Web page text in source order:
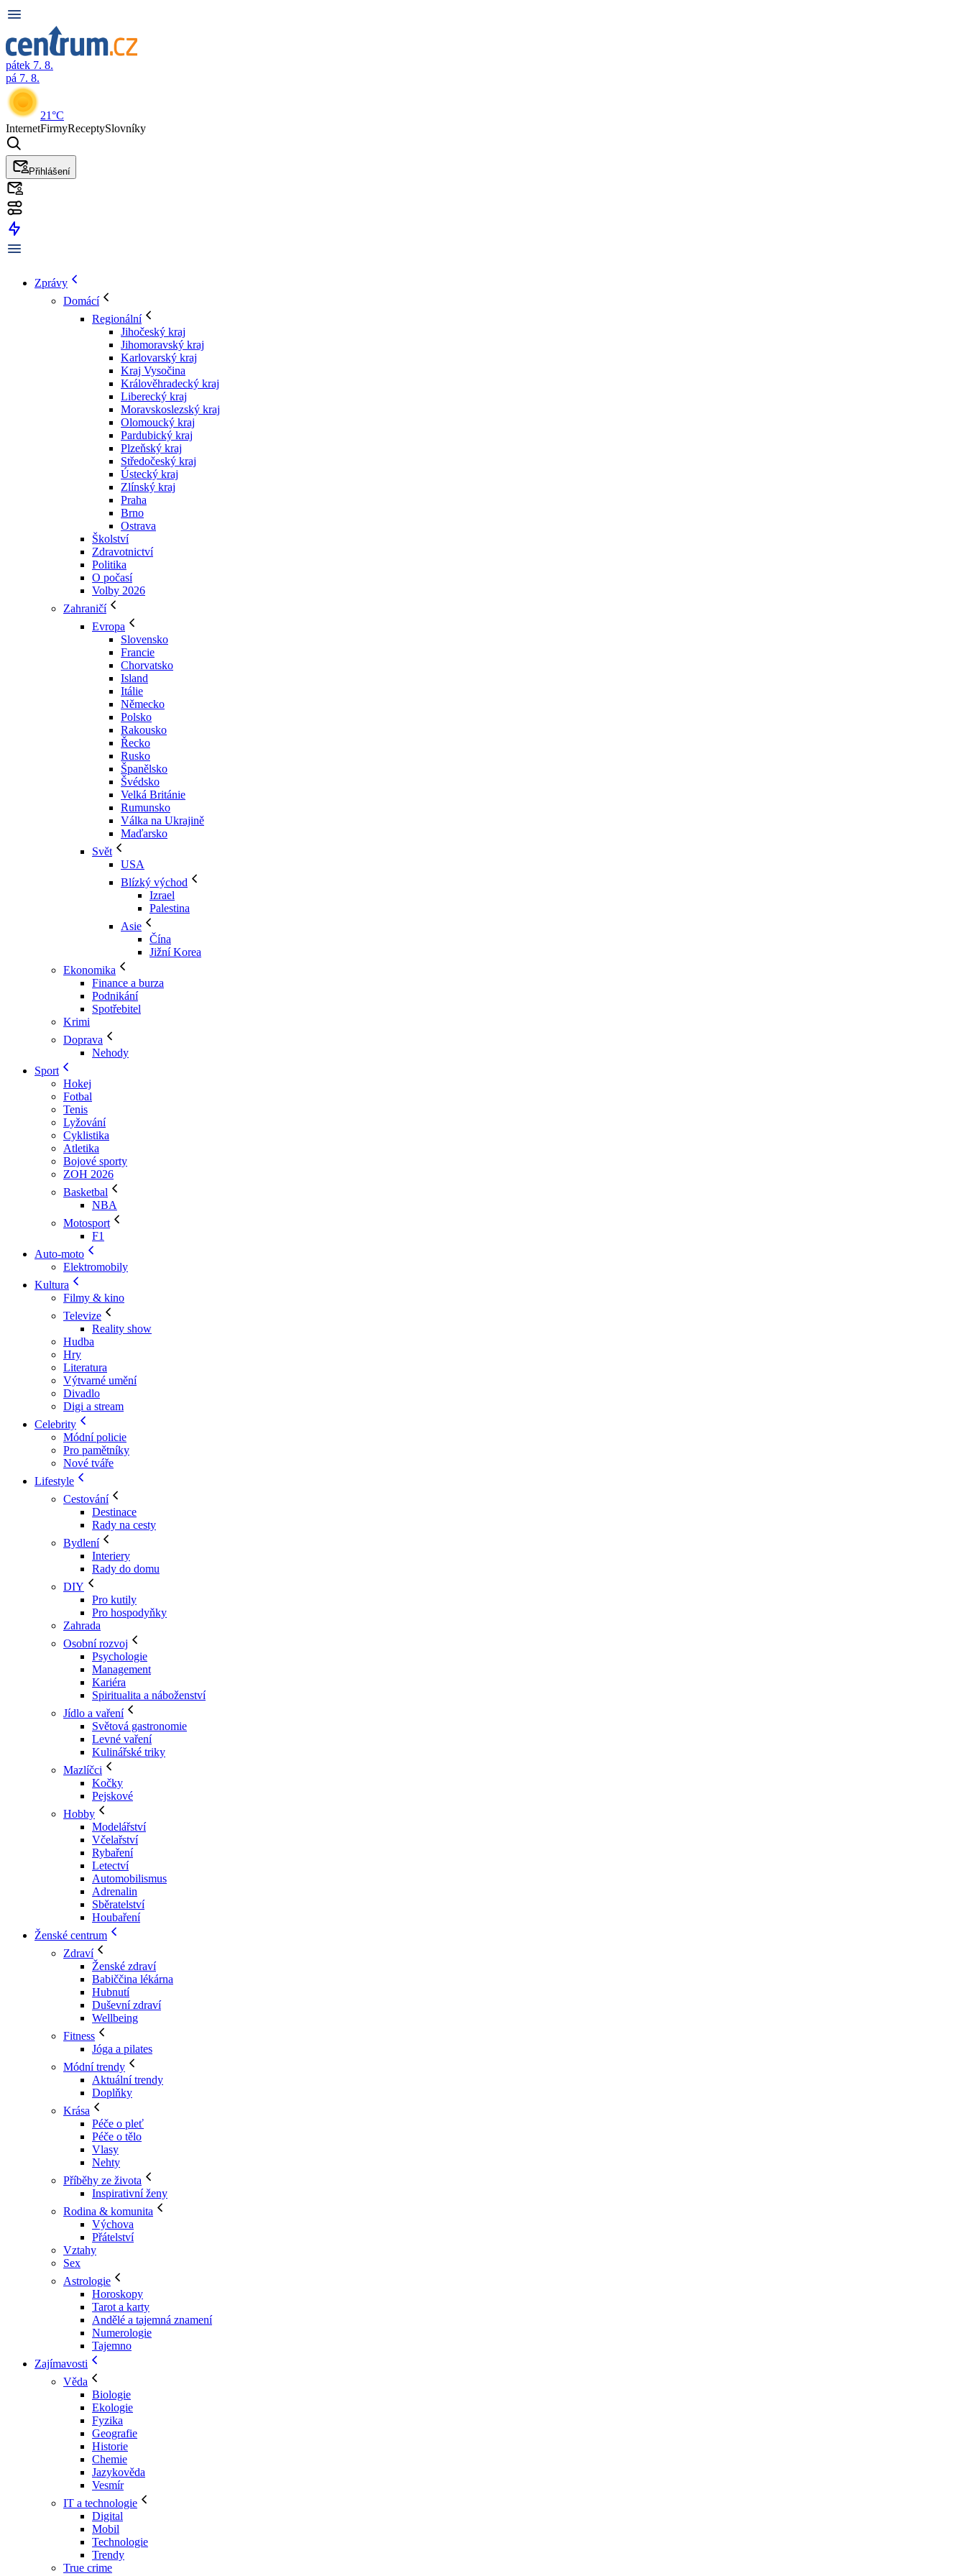
pátek 7. 8.
pá 7. 8.
21°C
InternetFirmyReceptySlovníky
Přihlášení
Zprávy
Domácí
Regionální
Jihočeský kraj
Jihomoravský kraj
Karlovarský kraj
Kraj Vysočina
Králověhradecký kraj
Liberecký kraj
Moravskoslezský kraj
Olomoucký kraj
Pardubický kraj
Plzeňský kraj
Středočeský kraj
Ústecký kraj
Zlínský kraj
Praha
Brno
Ostrava
Školství
Zdravotnictví
Politika
O počasí
Volby 2026
Zahraničí
Evropa
Slovensko
Francie
Chorvatsko
Island
Itálie
Německo
Polsko
Rakousko
Řecko
Rusko
Španělsko
Švédsko
Velká Británie
Rumunsko
Válka na Ukrajině
Maďarsko
Svět
USA
Blízký východ
Izrael
Palestina
Asie
Čína
Jižní Korea
Ekonomika
Finance a burza
Podnikání
Spotřebitel
Krimi
Doprava
Nehody
Sport
Hokej
Fotbal
Tenis
Lyžování
Cyklistika
Atletika
Bojové sporty
ZOH 2026
Basketbal
NBA
Motosport
F1
Auto-moto
Elektromobily
Kultura
Filmy & kino
Televize
Reality show
Hudba
Hry
Literatura
Výtvarné umění
Divadlo
Digi a stream
Celebrity
Módní policie
Pro pamětníky
Nové tváře
Lifestyle
Cestování
Destinace
Rady na cesty
Bydlení
Interiery
Rady do domu
DIY
Pro kutily
Pro hospodyňky
Zahrada
Osobní rozvoj
Psychologie
Management
Kariéra
Spiritualita a náboženství
Jídlo a vaření
Světová gastronomie
Levné vaření
Kulinářské triky
Mazlíčci
Kočky
Pejskové
Hobby
Modelářství
Včelařství
Rybaření
Letectví
Automobilismus
Adrenalin
Sběratelství
Houbaření
Ženské centrum
Zdraví
Ženské zdraví
Babiččina lékárna
Hubnutí
Duševní zdraví
Wellbeing
Fitness
Jóga a pilates
Módní trendy
Aktuální trendy
Doplňky
Krása
Péče o pleť
Péče o tělo
Vlasy
Nehty
Příběhy ze života
Inspirativní ženy
Rodina & komunita
Výchova
Přátelství
Vztahy
Sex
Astrologie
Horoskopy
Tarot a karty
Andělé a tajemná znamení
Numerologie
Tajemno
Zajímavosti
Věda
Biologie
Ekologie
Fyzika
Geografie
Historie
Chemie
Jazykověda
Vesmír
IT a technologie
Digital
Mobil
Technologie
Trendy
True crime